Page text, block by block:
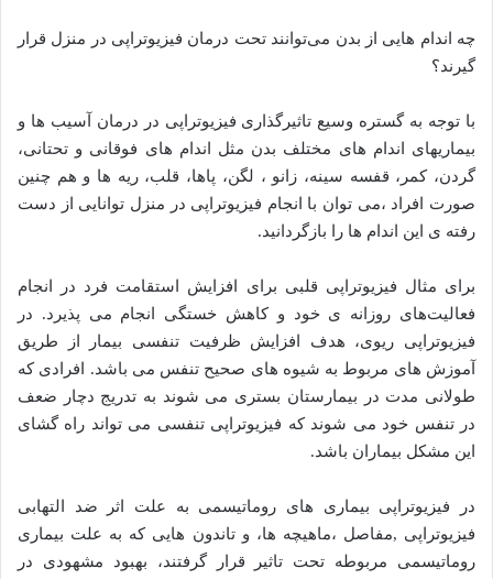
چه اندام هایی از بدن می‌توانند تحت درمان فیزیوتراپی در منزل قرار
گیرند؟
با توجه به گستره وسیع تاثیرگذاری فیزیوتراپی در درمان آسیب ها و
بیماریهای اندام های مختلف بدن مثل اندام های فوقانی و تحتانی،
گردن، کمر، قفسه سینه، زانو ، لگن، پاها، قلب، ریه ها و هم چنین
صورت افراد ،می توان با انجام فیزیوتراپی در منزل توانایی از دست
رفته ی این اندام ها را بازگردانید.
برای مثال فیزیوتراپی قلبی برای افزایش استقامت فرد در انجام
فعالیت‌های روزانه ی خود و کاهش خستگی انجام می پذیرد. در
فیزیوتراپی ریوی، هدف افزایش ظرفیت تنفسی بیمار از طریق
آموزش های مربوط به شیوه های صحیح تنفس می باشد. افرادی که
طولانی مدت در بیمارستان بستری می شوند به تدریج دچار ضعف
در تنفس خود می شوند که فیزیوتراپی تنفسی می تواند راه گشای
این مشکل بیماران باشد.
در فیزیوتراپی بیماری های روماتیسمی به علت اثر ضد التهابی
فیزیوتراپی ,مفاصل ،ماهیچه ها، و تاندون هایی که به علت بیماری
روماتیسمی مربوطه تحت تاثیر قرار گرفتند، بهبود مشهودی در